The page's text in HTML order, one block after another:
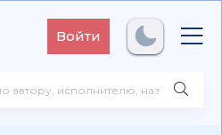
Войти